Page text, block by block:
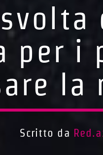
per i
la
Scritto da